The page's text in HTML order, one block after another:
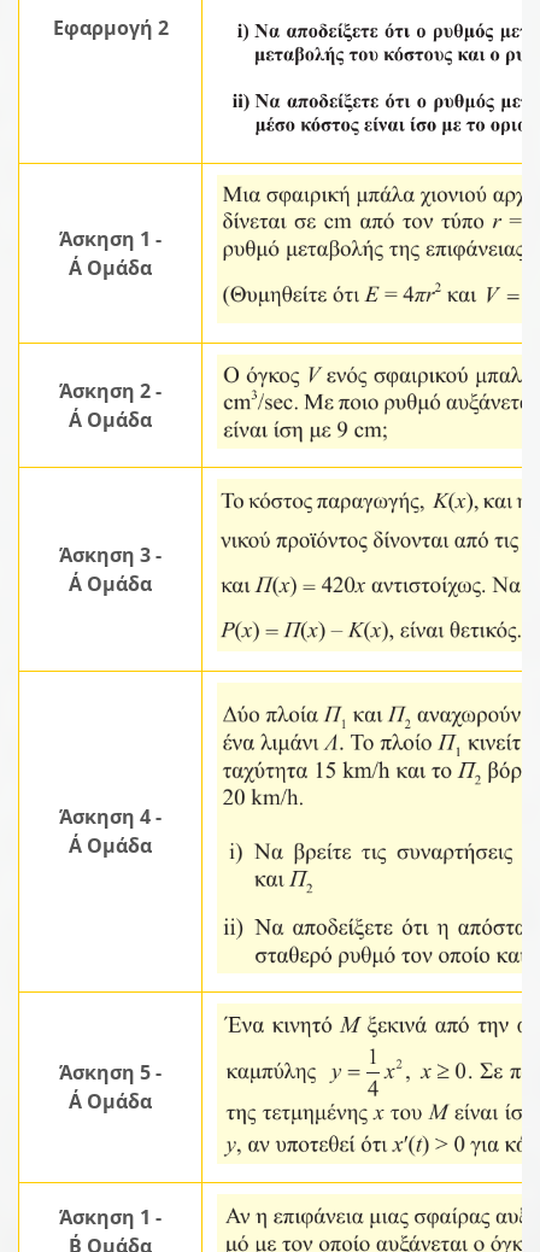
Εφαρμογή 2
Άσκηση 1 -
Α΄ Ομάδα
Άσκηση 2 -
Α΄ Ομάδα
Άσκηση 3 -
Α΄ Ομάδα
Άσκηση 4 -
Α΄ Ομάδα
Άσκηση 5 -
Α΄ Ομάδα
Άσκηση 1 -
Β΄ Ομάδα